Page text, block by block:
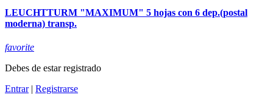
LEUCHTTURM "MAXIMUM" 5 hojas con 6 dep.(postal
moderna) transp.
favorite
Debes de estar registrado
Entrar| Registrarse